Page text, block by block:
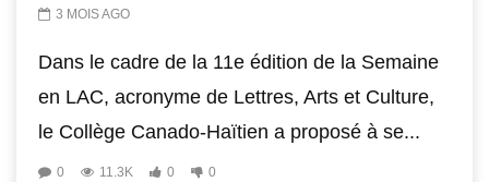
3 MOIS AGO
Dans le cadre de la 11e édition de la Semaine
en LAC, acronyme de Lettres, Arts et Culture,
le Collège Canado-Haïtien a proposé à se...
0 11.3K 0 0